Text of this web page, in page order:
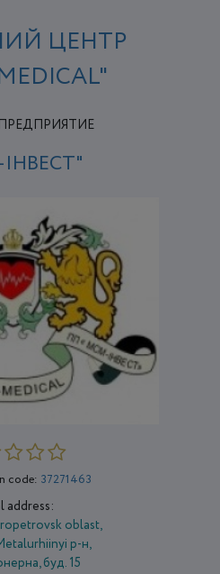
ЦЕНТР
code: 37271463
address:
oblast,
р-н,
буд. 15